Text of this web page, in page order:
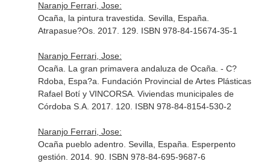
Naranjo Ferrari, Jose:
Ocaña, la pintura travestida. Sevilla, España.
Atrapasue?Os. 2017. 129. ISBN 978-84-15674-35-1
Naranjo Ferrari, Jose:
Ocaña. La gran primavera andaluza de Ocaña. - C?
Rdoba, Espa?a. Fundación Provincial de Artes Plásticas
Rafael Botí y VINCORSA. Viviendas municipales de
Córdoba S.A. 2017. 120. ISBN 978-84-8154-530-2
Naranjo Ferrari, Jose:
Ocaña pueblo adentro. Sevilla, España. Esperpento
gestión. 2014. 90. ISBN 978-84-695-9687-6